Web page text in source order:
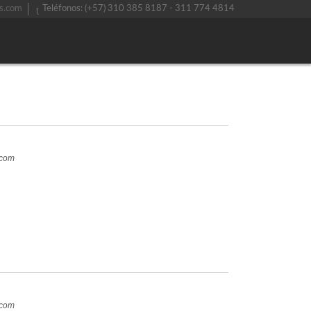
Teléfonos: (+57) 310 385 8187 - 311 774 4814